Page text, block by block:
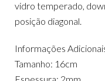
vidro temperado,
posição diagonal.
Informações
Tamanho: 16cm